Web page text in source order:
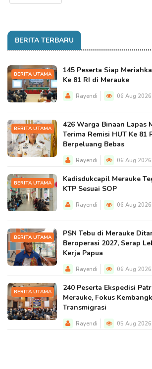
BERITA TERBARU
BERITA UTAMA
145 Peserta Siap
Ke 81 RI di Merauke
Rayendi 06 Aug
BERITA UTAMA
426 Warga Binaan Lapas
Terima Remisi HUT Ke 81
Berpeluang Bebas
Rayendi 06 Aug
BERITA UTAMA
Kadisdukcapil Merauke
KTP Sesuai SOP
Rayendi 06 Aug
BERITA UTAMA
PSN Tebu di Merauke
Beroperasi 2027, Serap
Kerja Papua
Rayendi 06 Aug
BERITA UTAMA
240 Peserta Ekspedisi
Merauke, Fokus
Transmigrasi
Rayendi 05 Aug